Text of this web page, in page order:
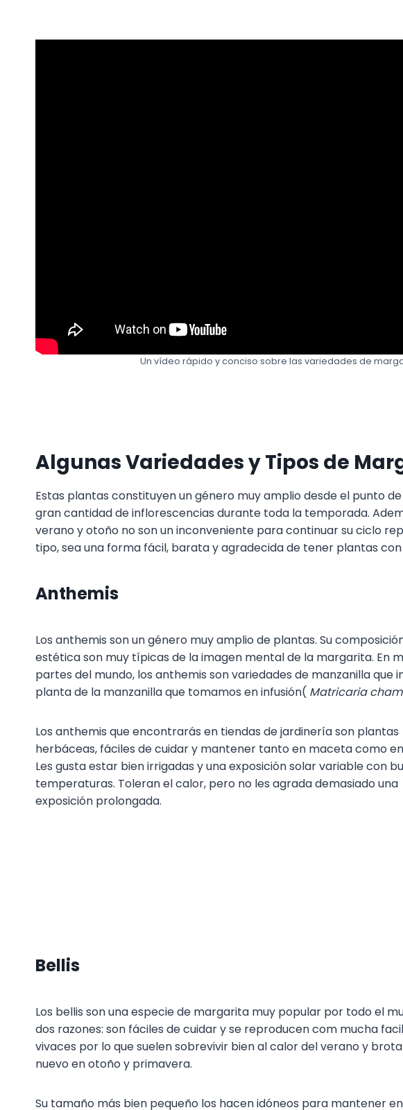
Un vídeo rápido y conciso sobre las variedades de
Algunas Variedades y Tipos de
Estas plantas constituyen un género muy amplio desde el punto
gran cantidad de inflorescencias durante toda la temporada.
verano y otoño no son un inconveniente para continuar su ciclo
tipo, sea una forma fácil, barata y agradecida de tener plantas
Anthemis
Los anthemis son un género muy amplio de plantas. Su
estética son muy típicas de la imagen mental de la margarita. En
partes del mundo, los anthemis son variedades de manzanilla que
planta de la manzanilla que tomamos en infusión( Matricaria
Los anthemis que encontrarás en tiendas de jardinería son plantas
herbáceas, fáciles de cuidar y mantener tanto en maceta como
Les gusta estar bien irrigadas y una exposición solar variable con
temperaturas. Toleran el calor, pero no les agrada demasiado una
exposición prolongada.
Bellis
Los bellis son una especie de margarita muy popular por todo el
dos razones: son fáciles de cuidar y se reproducen com mucha
vivaces por lo que suelen sobrevivir bien al calor del verano y
nuevo en otoño y primavera.
Su tamaño más bien pequeño los hacen idóneos para mantener en